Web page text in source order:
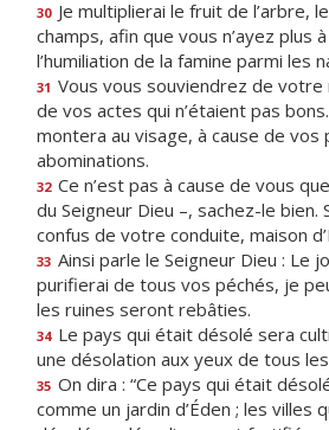
30 Je multiplierai le fruit de l’arbre,
champs, afin que vous n’ayez plus
l’humiliation de la famine parmi les
31 Vous vous souviendrez de votre
de vos actes qui n’étaient pas
montera au visage, à cause de vos
abominations.
32 Ce n’est pas à cause de vous
du Seigneur Dieu –, sachez-le
confus de votre conduite, maison
33 Ainsi parle le Seigneur Dieu : Le
purifierai de tous vos péchés, je
les ruines seront rebâties.
34 Le pays qui était désolé sera
une désolation aux yeux de tous
35 On dira : “Ce pays qui était
comme un jardin d’Éden ; les villes